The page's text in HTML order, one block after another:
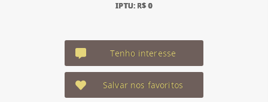
IPTU: R$ 0
Tenho interesse
Salvar nos favoritos